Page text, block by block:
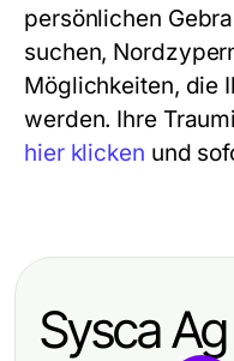
persönlichen
suchen,
Möglichkeiten, die
werden. Ihre
hier klicken und
Sysca Ag